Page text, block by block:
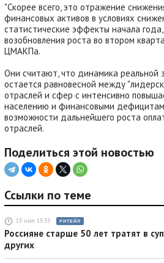
"Скорее всего, это отражение
финансовых активов в условиях
статистические эффекты начала
возобновления роста во втором
ЦМАКПа.
Они считают, что динамика реальной
остается равновесной между
отраслей и сфер с интенсивно
населению и финансовыми
возможности дальнейшего роста
отраслей.
Поделиться этой новостью
Ссылки по теме
15 июл 15:33 РИТЕЙЛ
Россияне старше 50 лет тратят в
других